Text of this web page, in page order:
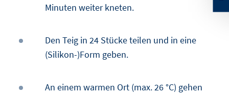
Minuten weiter kneten.
Den Teig in 24 Stücke teilen und in eine
(Silikon-)Form geben.
An einem warmen Ort (max. 26 °C) gehen